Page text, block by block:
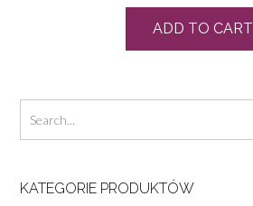
ADD TO CART
KATEGORIE PRODUKTÓW